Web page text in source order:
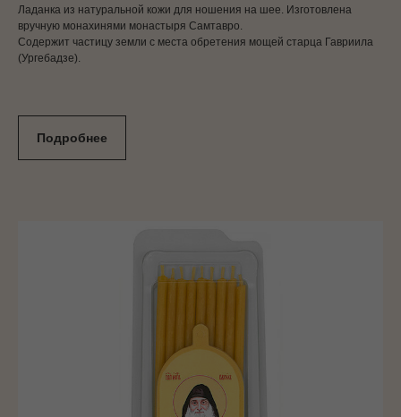
Ладанка из натуральной кожи для ношения на шее. Изготовлена
вручную монахинями монастыря Самтавро.
Содержит частицу земли с места обретения мощей старца Гавриила
(Ургебадзе).
Подробнее